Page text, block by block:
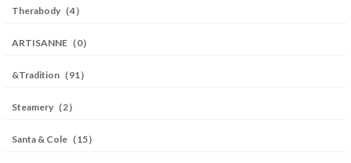
Therabody（4）
ARTISANNE（0）
&Tradition（91）
Steamery（2）
Santa & Cole（15）